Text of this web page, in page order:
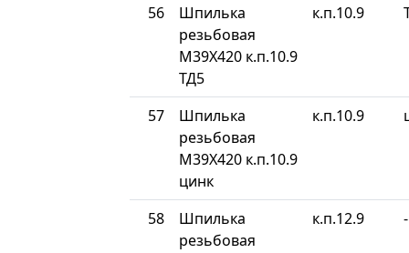
56
Шпилька
резьбовая
М39Х420 к.п.10.9
ТД5
к.п.10.9
57
Шпилька
резьбовая
М39Х420 к.п.10.9
цинк
к.п.10.9
58
Шпилька
резьбовая
к.п.12.9 -